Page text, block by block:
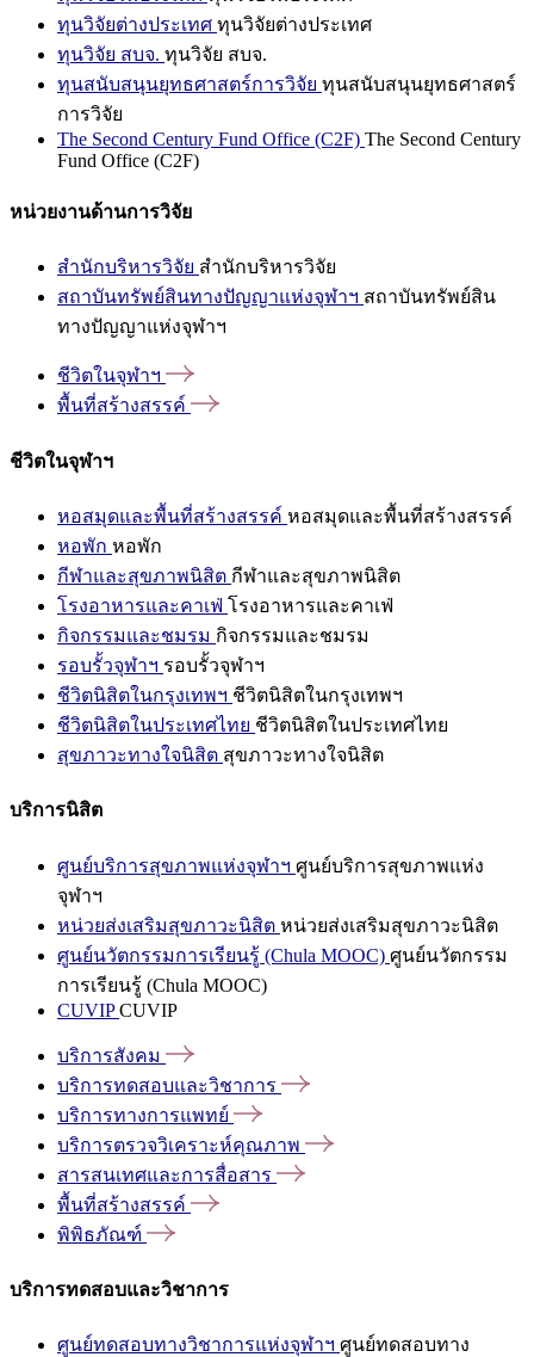
ทุนวิจัยต่างประเทศ ทุนวิจัยต่างประเทศ
ทุนวิจัย สบจ. ทุนวิจัย สบจ.
ทุนสนับสนุนยุทธศาสตร์การวิจัย ทุนสนับสนุนยุทธศาสตร์
การวิจัย
The Second Century Fund Office (C2F) The Second Century
Fund Office (C2F)
หน่วยงานด้านการวิจัย
สำนักบริหารวิจัย สำนักบริหารวิจัย
สถาบันทรัพย์สินทางปัญญาแห่งจุฬาฯ สถาบันทรัพย์สิน
ทางปัญญาแห่งจุฬาฯ
ชีวิตในจุฬาฯ
พื้นที่สร้างสรรค์
ชีวิตในจุฬาฯ
หอสมุดและพื้นที่สร้างสรรค์ หอสมุดและพื้นที่สร้างสรรค์
หอพัก หอพัก
กีฬาและสุขภาพนิสิต กีฬาและสุขภาพนิสิต
โรงอาหารและคาเฟ่ โรงอาหารและคาเฟ่
กิจกรรมและชมรม กิจกรรมและชมรม
รอบรั้วจุฬาฯ รอบรั้วจุฬาฯ
ชีวิตนิสิตในกรุงเทพฯ ชีวิตนิสิตในกรุงเทพฯ
ชีวิตนิสิตในประเทศไทย ชีวิตนิสิตในประเทศไทย
สุขภาวะทางใจนิสิต สุขภาวะทางใจนิสิต
บริการนิสิต
ศูนย์บริการสุขภาพแห่งจุฬาฯ ศูนย์บริการสุขภาพแห่ง
จุฬาฯ
หน่วยส่งเสริมสุขภาวะนิสิต หน่วยส่งเสริมสุขภาวะนิสิต
ศูนย์นวัตกรรมการเรียนรู้ (Chula MOOC) ศูนย์นวัตกรรม
การเรียนรู้ (Chula MOOC)
CUVIPCUVIP
บริการสังคม
บริการทดสอบและวิชาการ
บริการทางการแพทย์
บริการตรวจวิเคราะห์คุณภาพ
สารสนเทศและการสื่อสาร
พื้นที่สร้างสรรค์
พิพิธภัณฑ์
บริการทดสอบและวิชาการ
ศูนย์ทดสอบทางวิชาการแห่งจุฬาฯ ศูนย์ทดสอบทาง